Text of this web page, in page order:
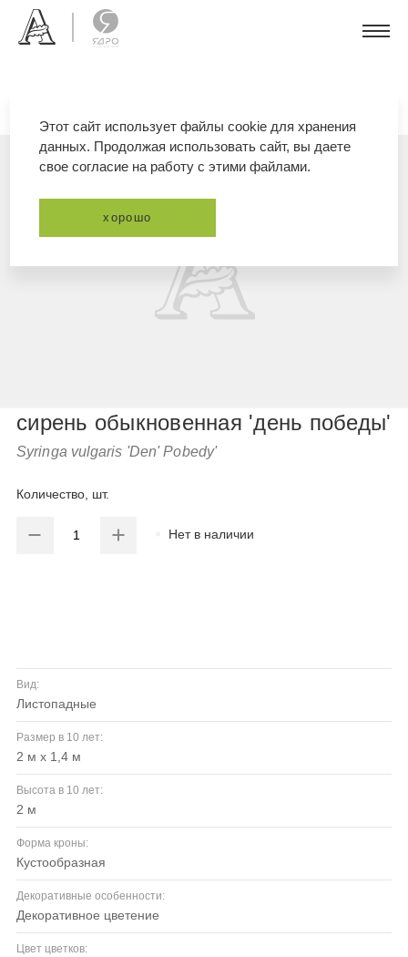
сирень обыкновенная 'день победы'
Syringa vulgaris 'Den' Pobedy'
Количество, шт.
Нет в наличии
Вид:
листопадные
Размер в 10 лет:
2 м х 1,4 м
Высота в 10 лет:
2 м
Форма кроны:
кустообразная
Декоративные особенности:
декоративное цветение
Цвет цветков:
Этот сайт использует файлы cookie для хранения
данных. Продолжая использовать сайт, вы даете
свое согласие на работу с этими файлами.
хорошо